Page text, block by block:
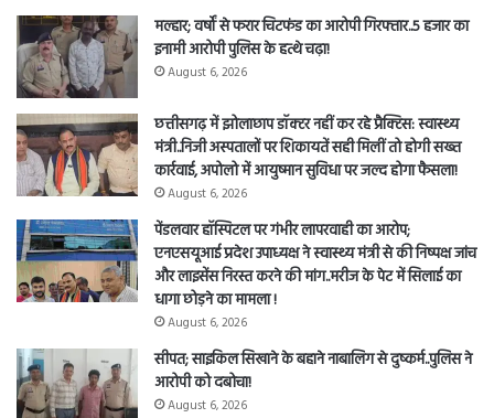
मल्हार; वर्षों से फरार चिटफंड का आरोपी गिरफ्तार..5 हजार का
इनामी आरोपी पुलिस के हत्थे चढ़ा!
August 6, 2026
छत्तीसगढ़ में झोलाछाप डॉक्टर नहीं कर रहे प्रैक्टिस: स्वास्थ्य
मंत्री..निजी अस्पतालों पर शिकायतें सही मिलीं तो होगी सख्त
कार्रवाई, अपोलो में आयुष्मान सुविधा पर जल्द होगा फैसला!
August 6, 2026
पेंडलवार हॉस्पिटल पर गंभीर लापरवाही का आरोप;
एनएसयूआई प्रदेश उपाध्यक्ष ने स्वास्थ्य मंत्री से की निष्पक्ष जांच
और लाइसेंस निरस्त करने की मांग..मरीज के पेट में सिलाई का
धागा छोड़ने का मामला !
August 6, 2026
सीपत; साइकिल सिखाने के बहाने नाबालिग से दुष्कर्म..पुलिस ने
आरोपी को दबोचा!
August 6, 2026